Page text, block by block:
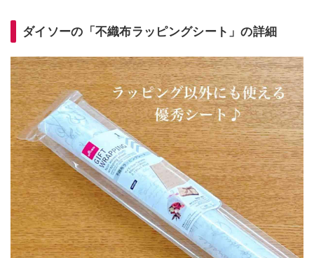
ダイソーの「不織布ラッピングシート」の詳細